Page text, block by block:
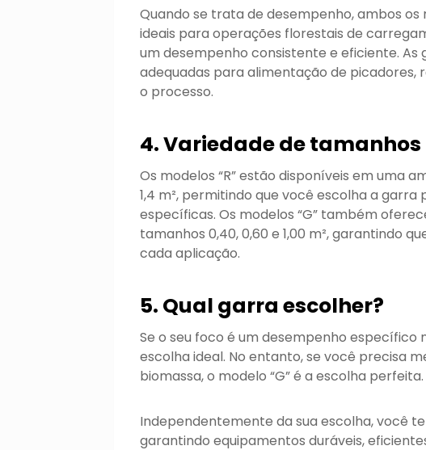
Quando se trata de desempenho, ambos os
ideais para operações florestais de
um desempenho consistente e eficiente. As
adequadas para alimentação de picadores,
o processo.
4. Variedade de tamanhos
Os modelos “R” estão disponíveis em uma
1,4 m², permitindo que você escolha a
específicas. Os modelos “G” também
tamanhos 0,40, 0,60 e 1,00 m², garantindo
cada aplicação.
5. Qual garra escolher?
Se o seu foco é um desempenho específico
escolha ideal. No entanto, se você precisa
biomassa, o modelo “G” é a escolha perfeita.
Independentemente da sua escolha, você
garantindo equipamentos duráveis,